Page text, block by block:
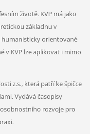
životě. KVP má jako
základnu v
humanisticky orientované
v KVP lze aplikovat i mimo
z.s., která patří ke špičce
Vydává časopisy
rozvoje pro